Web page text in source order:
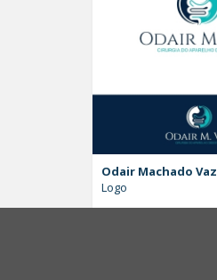
Odair Machado Vaz
Logo